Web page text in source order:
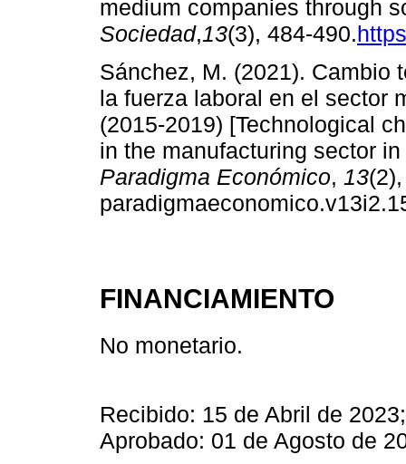
medium companies through
Sociedad,13(3), 484-490.
Sánchez, M. (2021). Cambio
la fuerza laboral en el sector
(2015-2019) [Technological
in the manufacturing sector
Paradigma Económico, 13
FINANCIAMIENTO
No monetario.
Recibido: 15 de Abril de
Aprobado: 01 de Agosto de